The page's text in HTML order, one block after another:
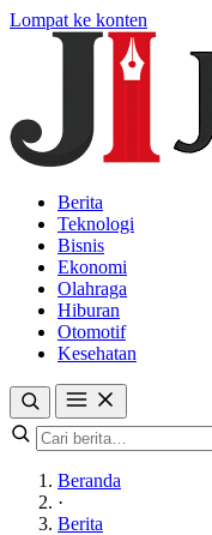
Lompat ke konten
Berita
Teknologi
Bisnis
Ekonomi
Olahraga
Hiburan
Otomotif
Kesehatan
Beranda
·
Berita